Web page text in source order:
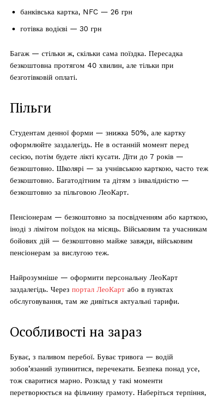
банківська картка, NFC — 26 грн
готівка водієві — 30 грн
Багаж — стільки ж, скільки сама поїздка. Пересадка
безкоштовна протягом 40 хвилин, але тільки при
безготівковій оплаті.
Пільги
Студентам денної форми — знижка 50%, але картку
оформлюйте заздалегідь. Не в останній момент перед
сесією, потім будете лікті кусати. Діти до 7 років —
безкоштовно. Школярі — за учнівською карткою, часто теж
безкоштовно. Багатодітним та дітям з інвалідністю —
безкоштовно за пільговою ЛеоКарт.
Пенсіонерам — безкоштовно за посвідченням або карткою,
іноді з лімітом поїздок на місяць. Військовим та учасникам
бойових дій — безкоштовно майже завжди, військовим
пенсіонерам за вислугою теж.
Найрозумніше — оформити персональну ЛеоКарт
заздалегідь. Через портал ЛеоКарт або в пунктах
обслуговування, там же дивіться актуальні тарифи.
Особливості на зараз
Буває, з паливом перебої. Буває тривога — водій
зобов’язаний зупинитися, перечекати. Безпека понад усе,
тож сваритися марно. Розклад у такі моменти
перетворюється на фільчину грамоту. Наберіться терпіння,